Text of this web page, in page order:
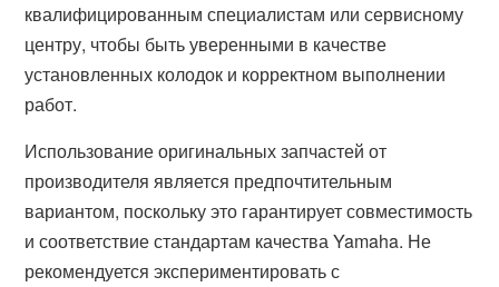
квалифицированным специалистам или сервисному
центру, чтобы быть уверенными в качестве
установленных колодок и корректном выполнении
работ.
Использование оригинальных запчастей от
производителя является предпочтительным
вариантом, поскольку это гарантирует совместимость
и соответствие стандартам качества Yamaha. Не
рекомендуется экспериментировать с